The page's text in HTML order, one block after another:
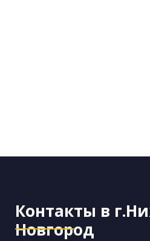
Контакты в
Новгород